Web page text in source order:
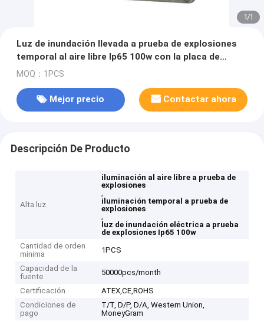
1/1
Luz de inundación llevada a prueba de explosiones
temporal al aire libre Ip65 100w con la placa de
aluminio
MOQ：1PCS
Mejor precio Contactar ahora
Descripción De Producto
Alta luz
iluminación al aire libre a prueba de
explosiones
,
iluminación temporal a prueba de
explosiones
,
luz de inundación eléctrica a prueba
de explosiones Ip65 100w
Cantidad de orden
mínima
1PCS
Capacidad de la
fuente
50000pcs/month
Certificación
ATEX,CE,ROHS
Condiciones de
pago
T/T, D/P, D/A, Western Union,
MoneyGram